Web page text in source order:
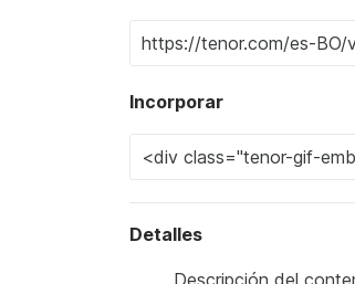
Incorporar
Detalles
Descripción del